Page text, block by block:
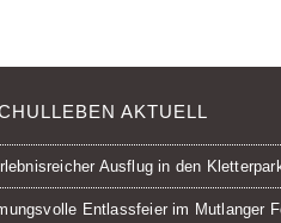
AKTUELL
Ausflug in den
Entlassfeier im Mutlanger